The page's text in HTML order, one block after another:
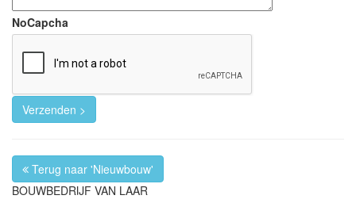
NoCapcha
Terug naar 'Nieuwbouw'
BOUWBEDRIJF VAN LAAR